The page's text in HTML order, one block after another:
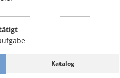
Katalog